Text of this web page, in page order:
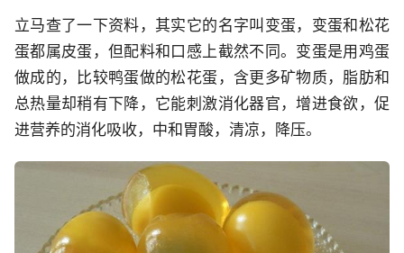
立马查了一下资料，其实它的名字叫变蛋，变蛋和松花
蛋都属皮蛋，但配料和口感上截然不同。变蛋是用鸡蛋
做成的，比较鸭蛋做的松花蛋，含更多矿物质，脂肪和
总热量却稍有下降，它能刺激消化器官，增进食欲，促
进营养的消化吸收，中和胃酸，清凉，降压。